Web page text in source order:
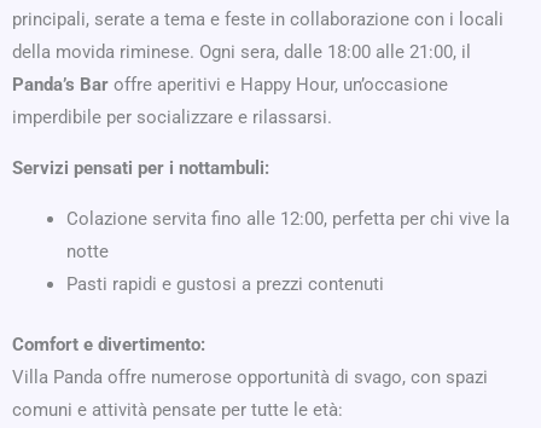
principali, serate a tema e feste in collaborazione con i locali
della movida riminese. Ogni sera, dalle 18:00 alle 21:00, il
Panda’s Bar offre aperitivi e Happy Hour, un’occasione
imperdibile per socializzare e rilassarsi.
Servizi pensati per i nottambuli:
Colazione servita fino alle 12:00, perfetta per chi vive la
notte
Pasti rapidi e gustosi a prezzi contenuti
Comfort e divertimento:
Villa Panda offre numerose opportunità di svago, con spazi
comuni e attività pensate per tutte le età: